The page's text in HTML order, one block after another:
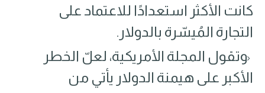
كانت الأكثر استعدادًا للاعتماد على
التجارة المُيسّرة بالدولار.
وتقول المجلة الأمريكية٬ لعلّ الخطر
الأكبر على هيمنة الدولار يأتي من